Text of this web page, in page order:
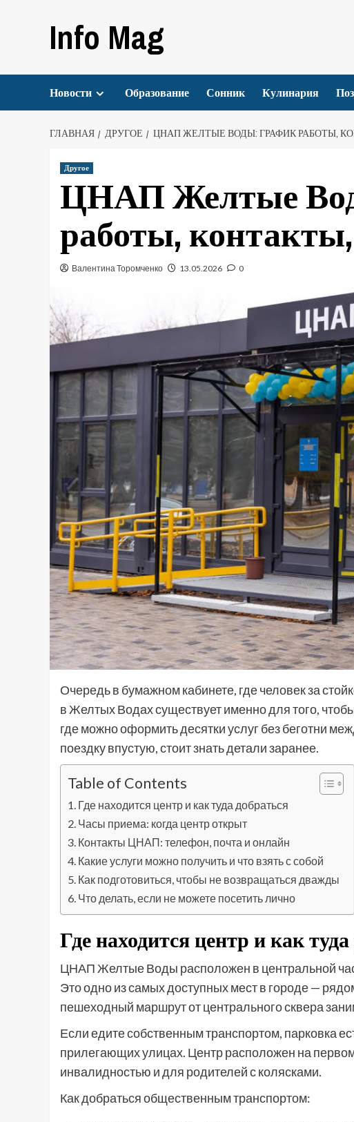
Info Mag
Новости Образование Сонник Кулинария
ГЛАВНАЯ ДРУГОЕ ЦНАП ЖЕЛТЫЕ ВОДЫ: ГРАФИК РАБОТЫ,
Другое
ЦНАП Желтые
работы,
Валентина Торомченко 13.05.2026 0
Очередь в бумажном кабинете, где человек за
в Желтых Водах существует именно для того,
где можно оформить десятки услуг без беготни
поездку впустую, стоит знать детали заранее.
Table of Contents
Где находится центр и как туда добраться
Часы приема: когда центр открыт
Контакты ЦНАП: телефон, почта и онлайн
Какие услуги можно получить и что взять с собой
Как подготовиться, чтобы не возвращаться дважды
Что делать, если не можете посетить лично
Где находится центр и как
ЦНАП Желтые Воды расположен в центральной
Это одно из самых доступных мест в городе —
пешеходный маршрут от центрального сквера
Если едите собственным транспортом, парковка
прилегающих улицах. Центр расположен на
инвалидностью и для родителей с колясками.
Как добраться общественным транспортом: